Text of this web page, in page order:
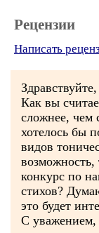
Рецензии
Написать
Как вы
сложнее, чем
хотелось бы
видов
возможность,
конкурс по
стихов?
это будет
С уважением,